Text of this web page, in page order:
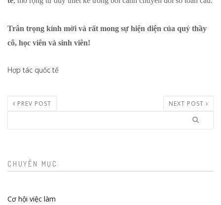
Trân trọng kính mời và rất mong sự hiện diện của quý thầy
cô, học viên và sinh viên!
Hợp tác quốc tế
PREV POST NEXT POST
CHUYÊN MỤC
Cơ hội việc làm